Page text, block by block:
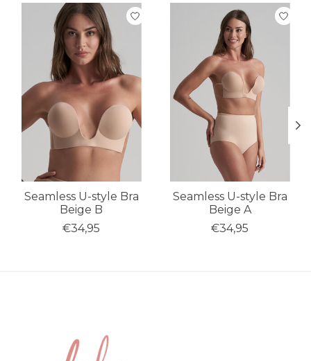
Items van productcarrousel
Seamless U-style Bra
Beige B
€34,95
Seamless U-style Bra
Beige A
€34,95